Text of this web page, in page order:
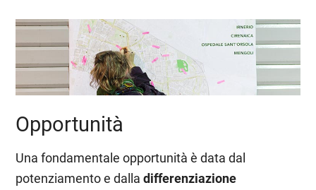
Opportunità
Una fondamentale opportunità è data dal
potenziamento e dalladifferenziazione